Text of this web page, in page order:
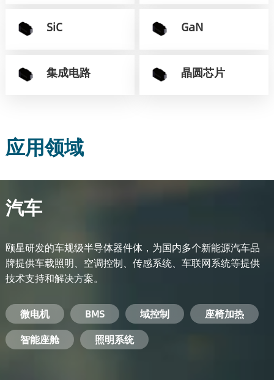
SiC GaN
集成电路 晶圆芯片
应用领域
汽车
颐星研发的车规级半导体器件体，为国内多个新能源汽车品
牌提供车载照明、空调控制、传感系统、车联网系统等提供
技术支持和解决方案。
微电机 BMS 域控制
座椅加热
智能座舱
照明系统
电池管理系统
储能逆变器
工业电焊机 变频器
电机驱动
安防摄像头
开关电源 手机充电器
服务器电源
PC电源
电脑 手机 基站 机顶盒
智能农业 智能医疗
智能交通
智能家居